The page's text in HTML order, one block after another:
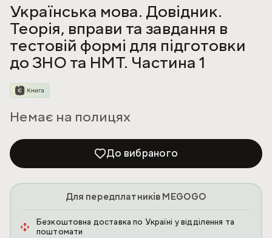
Українська мова. Довідник.
Теорія, вправи та завдання в
тестовій формі для підготовки
до ЗНО та НМТ. Частина 1
Немає на полицях
До вибраного
Для передплатників MEGOGO
Безкоштовна доставка по Україні у відділення та
поштомати